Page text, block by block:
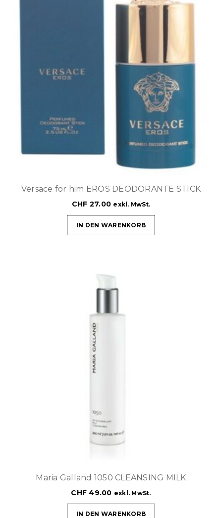
Versace for him EROS DEODORANTE STICK
CHF 27.00 exkl. MwSt.
IN DEN WARENKORB
Maria Galland 1050 CLEANSING MILK
CHF 49.00 exkl. MwSt.
IN DEN WARENKORB